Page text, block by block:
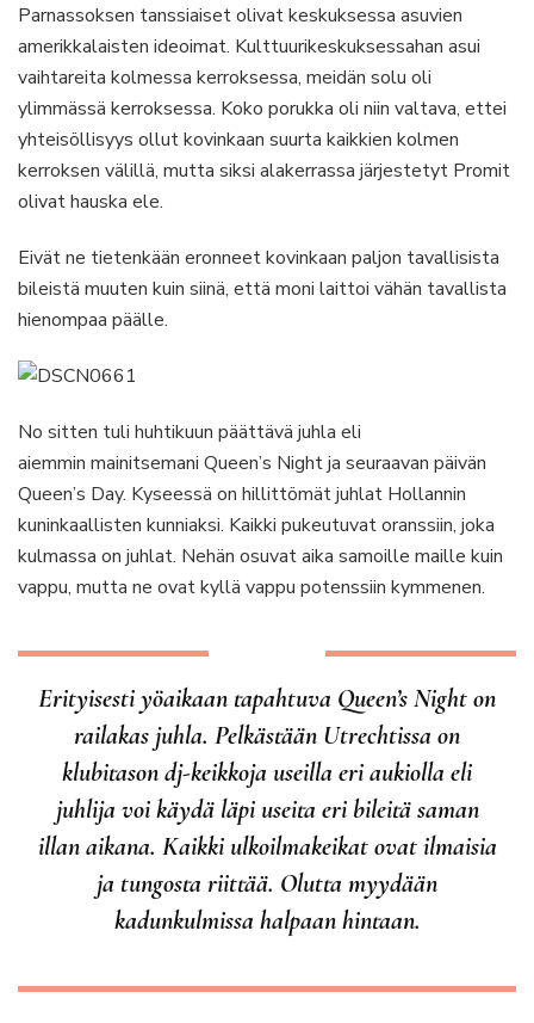
Parnassoksen tanssiaiset olivat keskuksessa asuvien
amerikkalaisten ideoimat. Kulttuurikeskuksessahan asui
vaihtareita kolmessa kerroksessa, meidän solu oli
ylimmässä kerroksessa. Koko porukka oli niin valtava, ettei
yhteisöllisyys ollut kovinkaan suurta kaikkien kolmen
kerroksen välillä, mutta siksi alakerrassa järjestetyt Promit
olivat hauska ele.
Eivät ne tietenkään eronneet kovinkaan paljon tavallisista
bileistä muuten kuin siinä, että moni laittoi vähän tavallista
hienompaa päälle.
No sitten tuli huhtikuun päättävä juhla eli
aiemmin mainitsemani Queen’s Night ja seuraavan päivän
Queen’s Day. Kyseessä on hillittömät juhlat Hollannin
kuninkaallisten kunniaksi. Kaikki pukeutuvat oranssiin, joka
kulmassa on juhlat. Nehän osuvat aika samoille maille kuin
vappu, mutta ne ovat kyllä vappu potenssiin kymmenen.
Erityisesti yöaikaan tapahtuva Queen’s Night on
railakas juhla. Pelkästään Utrechtissa on
klubitason dj-keikkoja useilla eri aukiolla eli
juhlija voi käydä läpi useita eri bileitä saman
illan aikana. Kaikki ulkoilmakeikat ovat ilmaisia
ja tungosta riittää. Olutta myydään
kadunkulmissa halpaan hintaan.